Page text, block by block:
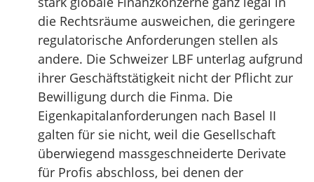
die Rechtsräume ausweichen, die geringere
regulatorische Anforderungen stellen als
andere. Die Schweizer LBF unterlag aufgrund
ihrer Geschäftstätigkeit nicht der Pflicht zur
Bewilligung durch die Finma. Die
Eigenkapitalanforderungen nach Basel II
galten für sie nicht, weil die Gesellschaft
überwiegend massgeschneiderte Derivate
für Profis abschloss, bei denen der